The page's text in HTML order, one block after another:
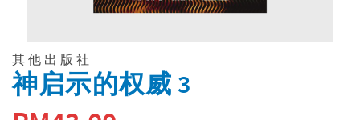
其他出版社
神启示的权威 3